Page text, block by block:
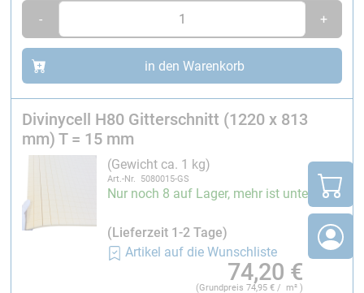
Maschinenhauben und Industrieverkleidungen
Radomen und Leichtbaupaneelen
Technische Daten
Plattenformat:
Gitterstruktur:
Rastermaß (Mitte–Mitte): 30 mm
Nutentiefe: Plattendicke minus ca. 2 mm
Nutbreite: ca. 0,9 mm
Verarbeitung
- +
in den Warenkorb
Divinycell H80 Gitterschnitt (1220 x 813
mm) T = 15 mm
(Gewicht ca. 1 kg)
Art.-Nr. 5080015-GS
Nur noch 8 auf Lager, mehr ist unterwegs
(Lieferzeit 1-2 Tage)
Artikel auf die Wunschliste
74,20 €
(Grundpreis74,95 € / m² )